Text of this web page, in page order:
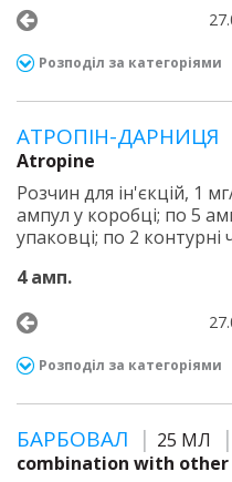
Розподіл за категоріями
АТРОПІН-ДАРНИЦЯ
Atropine
Розчин для ін'єкцій, 1
ампул у коробці; по 5
упаковці; по 2 контурні
4 амп.
Розподіл за категоріями
БАРБОВАЛ 25 МЛ
combination with other